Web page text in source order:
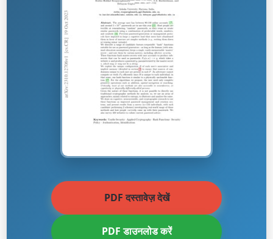
PDF दस्तावेज़ देखें
PDF डाउनलोड करें